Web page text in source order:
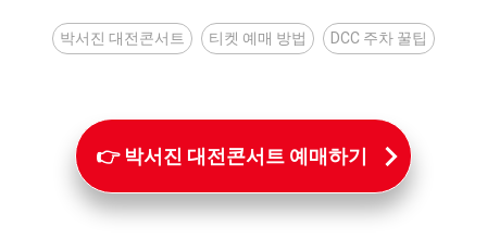
박서진 대전콘서트 티켓 예매 방법 DCC 주차 꿀팁
👉 박서진 대전콘서트 예매하기